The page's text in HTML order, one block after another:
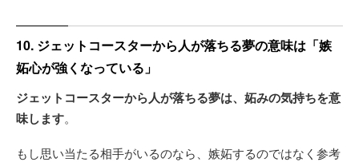
10. ジェットコースターから人が落ちる夢の意味は「嫉
妬心が強くなっている」
ジェットコースターから人が落ちる夢は、妬みの気持ちを意
味します。
もし思い当たる相手がいるのなら、嫉妬するのではなく参考